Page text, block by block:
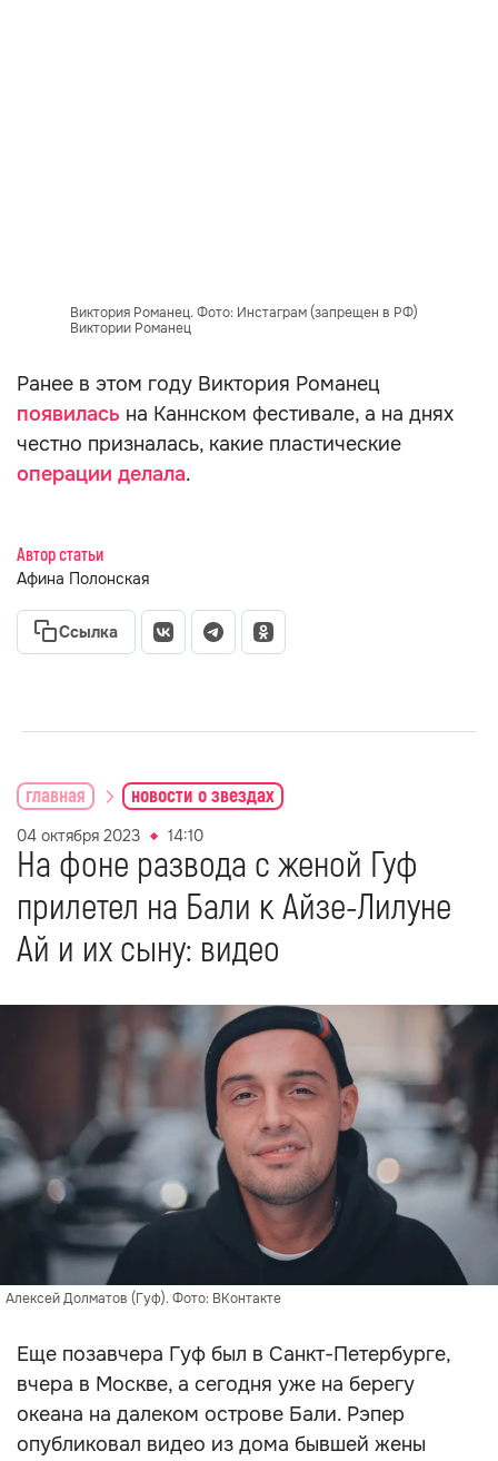
Виктория Романец. Фото: Инстаграм (запрещен в РФ)
Виктории Романец
Ранее в этом году Виктория Романец
появилась на Каннском фестивале, а на днях
честно призналась, какие пластические
операции делала.
Автор статьи
Афина Полонская
Ссылка
главная новости о звездах
04 октября 2023 14:10
На фоне развода с женой Гуф
прилетел на Бали к Айзе-Лилуне
Ай и их сыну: видео
Алексей Долматов (Гуф). Фото: ВКонтакте
Еще позавчера Гуф был в Санкт-Петербурге,
вчера в Москве, а сегодня уже на берегу
океана на далеком острове Бали. Рэпер
опубликовал видео из дома бывшей жены